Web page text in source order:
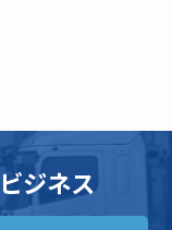
ジネス